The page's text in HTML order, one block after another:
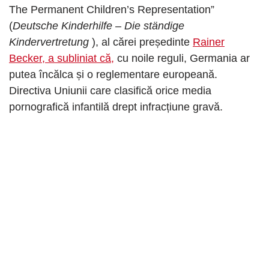
The Permanent Children’s Representation”
(Deutsche Kinderhilfe – Die ständige
Kindervertretung ), al cărei președinte Rainer
Becker, a subliniat că, cu noile reguli, Germania ar
putea încălca și o reglementare europeană.
Directiva Uniunii care clasifică orice media
pornografică infantilă drept infracțiune gravă.